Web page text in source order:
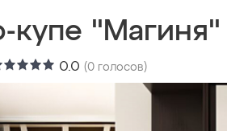
купе "Магиня"
0.0 (0 голосов)